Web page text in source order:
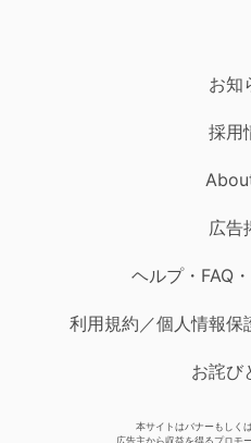
お知
採用
広告
ヘルプ・FAQ
利用規約／個人情報保
お詫び
本サイトはバナーもしく
広告主から収益を得るプロモ